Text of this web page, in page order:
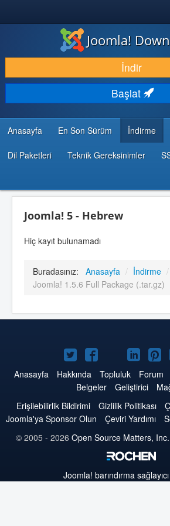
İNDIR & GENIŞLET
KEŞFET & ÖĞREN
TOPLULUK & DESTEK
GELIŞTIRICI KAYNAKLARI
Joomla!
İndir
Başlat
Anasayfa En Son Sürüm İndirme
Dil Paketleri Teknik Gereksinimler
Joomla! 5 - Hebrew
Hiç kayıt bulunamadı
Buradasınız: Anasayfa / İndirme /
Joomla! 1.5.6 Full Package (.tar.gz)
Twitter'da
Joomla
Facebook'da
Joomla
Joomla
Anasayfa Hakkında Topluluk Forum
Belgeler
Geliştirici
Erişilebilirlik Bildirimi
Gizlilik Politikası
Joomla'ya Sponsor Olun
Çeviri Yardımı
© 2005 - 2026 Open Source Matters, Inc.
Joomla! barındırma